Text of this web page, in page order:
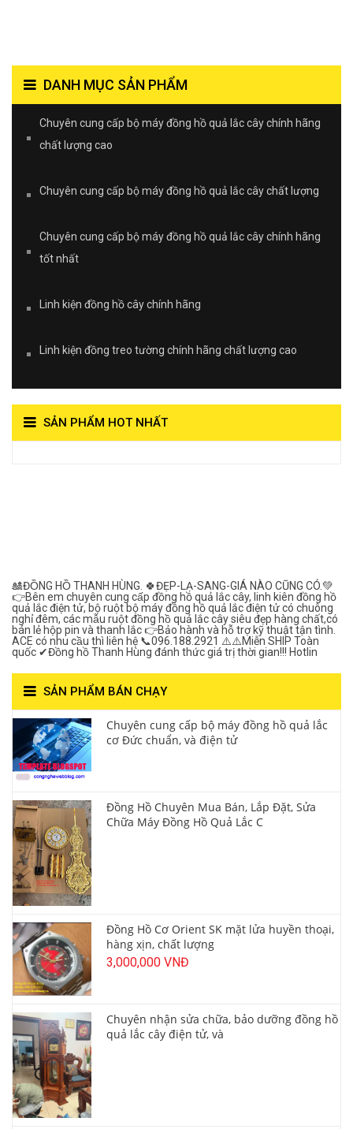
DANH MỤC SẢN PHẨM
Chuyên cung cấp bộ máy đồng hồ quả lắc cây chính hãng
chất lượng cao
Chuyên cung cấp bộ máy đồng hồ quả lắc cây chất lượng
Chuyên cung cấp bộ máy đồng hồ quả lắc cây chính hãng
tốt nhất
Linh kiện đồng hồ cây chính hãng
Linh kiện đồng treo tường chính hãng chất lượng cao
SẢN PHẨM HOT NHẤT
🎎ĐỒNG HỒ THANH HÙNG. 🍀ĐẸP-LẠ-SANG-GIÁ NÀO CŨNG CÓ.💚
👉Bên em chuyên cung cấp đồng hồ quả lắc cây, linh kiên đồng hồ
quả lắc điện tử, bộ ruột bộ máy đồng hồ quả lắc điện tử có chuông
nghỉ đêm, các mẫu ruột đồng hồ quả lắc cây siêu đẹp hàng chất,có
bán lẻ hộp pin và thanh lắc 👉Bảo hành và hỗ trợ kỹ thuật tận tình.
ACE có nhu cầu thì liên hệ 📞096.188.2921 ⚠️⚠️Miễn SHIP Toàn
quốc ✔Đồng hồ Thanh Hùng đánh thức giá trị thời gian!!! Hotlin
SẢN PHẨM BÁN CHẠY
Chuyên cung cấp bộ máy đồng hồ quả lắc
cơ Đức chuẩn, và điện tử
Đồng Hồ Chuyên Mua Bán, Lắp Đặt, Sửa
Chữa Máy Đồng Hồ Quả Lắc C
Đồng Hồ Cơ Orient SK mặt lửa huyền thoại,
hàng xịn, chất lượng
3,000,000 VNĐ
Chuyên nhận sửa chữa, bảo dưỡng đồng hồ
quả lắc cây điện tử, và